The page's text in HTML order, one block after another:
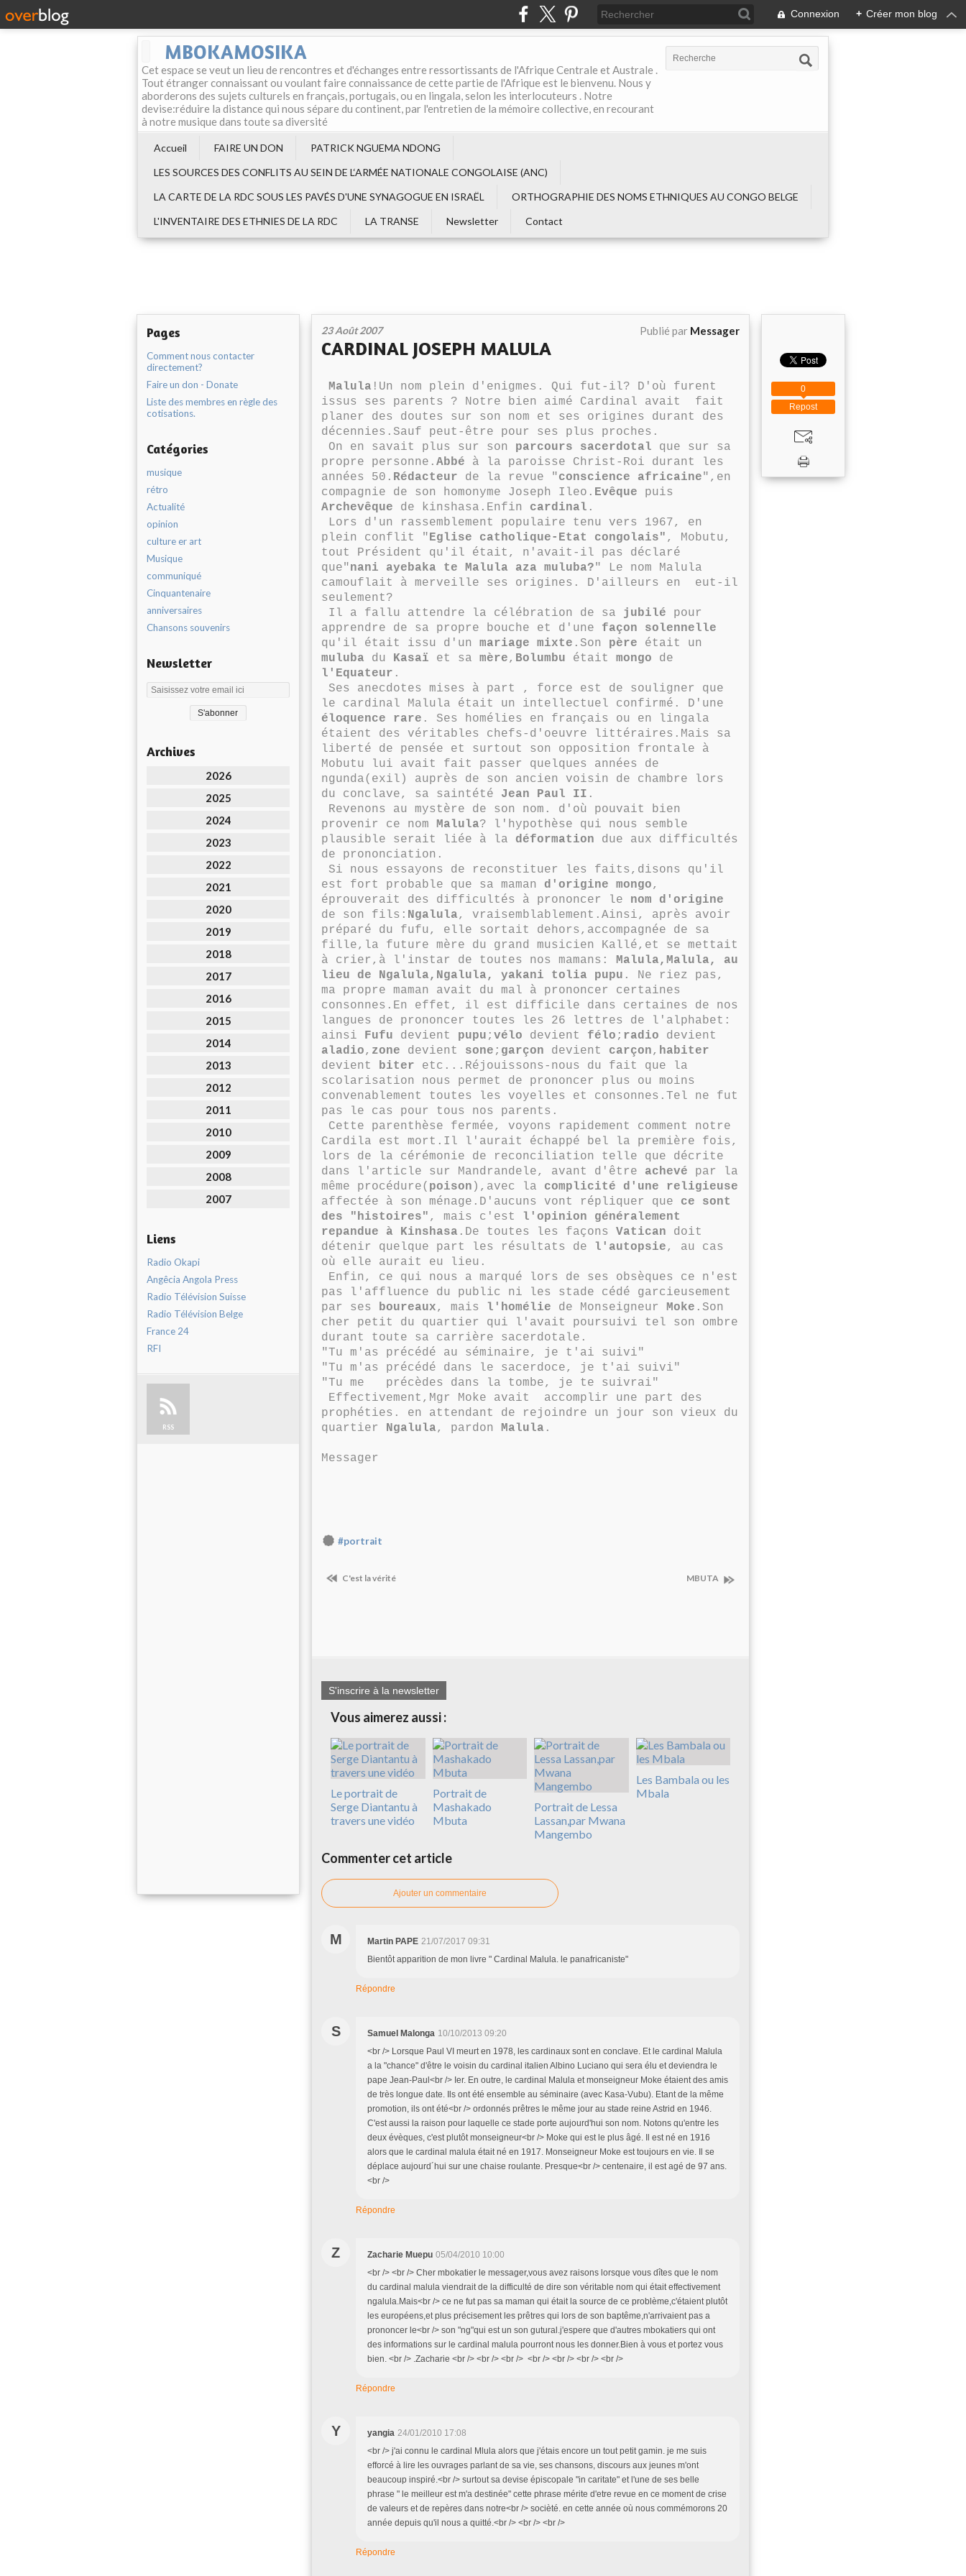
Connexion + Créer mon blog
MBOKAMOSIKA
Cet espace se veut un lieu de rencontres et d'échanges entre ressortissants de l'Afrique Centrale et Australe .
Tout étranger connaissant ou voulant faire connaissance de cette partie de l'Afrique est le bienvenu. Nous y
aborderons des sujets culturels en français, portugais, ou en lingala, selon les interlocuteurs . Notre
devise:réduire la distance qui nous sépare du continent, par l'entretien de la mémoire collective, en recourant
à notre musique dans toute sa diversité
Accueil FAIRE UN DON
PATRICK NGUEMA NDONG
LES SOURCES DES CONFLITS AU SEIN DE L‘ARMÉE NATIONALE CONGOLAISE (ANC)
LA CARTE DE LA RDC SOUS LES PAVÉS D'UNE SYNAGOGUE EN ISRAËL
ORTHOGRAPHIE DES NOMS ETHNIQUES AU CONGO BELGE
L'INVENTAIRE DES ETHNIES DE LA RDC
LA TRANSE Newsletter Contact
Pages
Comment nous contacter
directement?
Faire un don - Donate
Liste des membres en règle des
cotisations.
Catégories
musique
rétro
Actualité
opinion
culture er art
Musique
communiqué
Cinquantenaire
anniversaires
Chansons souvenirs
Newsletter
Archives
2026
2025
2024
2023
2022
2021
2020
2019
2018
2017
2016
2015
2014
2013
2012
2011
2010
2009
2008
2007
Liens
Radio Okapi
Angêcia Angola Press
Radio Télévision Suisse
Radio Télévision Belge
France 24
RFI
RSS
23 Août 2007 Publié par Messager
CARDINAL JOSEPH MALULA
Malula !Un nom plein d'enigmes. Qui fut-il? D'où furent
issus ses parents ? Notre bien aimé Cardinal avait fait
planer des doutes sur son nom et ses origines durant des
décennies.Sauf peut-être pour ses plus proches.
On en savait plus sur son parcours sacerdotal que sur sa
propre personne. Abbé à la paroisse Christ-Roi durant les
années 50. Rédacteur de la revue "conscience africaine",en
compagnie de son homonyme Joseph Ileo. Evêque puis
Archevêque de kinshasa.Enfin cardinal .
Lors d'un rassemblement populaire tenu vers 1967, en
plein conflit "Eglise catholique-Etat congolais" , Mobutu,
tout Président qu'il était, n'avait-il pas déclaré
que"nani ayebaka te Malula aza muluba?" Le nom Malula
camouflait à merveille ses origines. D'ailleurs en eut-il
seulement?
Il a fallu attendre la célébration de sa jubilé pour
apprendre de sa propre bouche et d'une façon solennelle
qu'il était issu d'un mariage mixte .Son père était un
muluba du Kasaï et sa mère, Bolumbu était mongo de
l'Equateur .
Ses anecdotes mises à part , force est de souligner que
le cardinal Malula était un intellectuel confirmé. D'une
éloquence rare . Ses homélies en français ou en lingala
étaient des véritables chefs-d'oeuvre littéraires.Mais sa
liberté de pensée et surtout son opposition frontale à
Mobutu lui avait fait passer quelques années de
ngunda(exil) auprès de son ancien voisin de chambre lors
du conclave, sa saintété Jean Paul II .
Revenons au mystère de son nom. d'où pouvait bien
provenir ce nom Malula? l'hypothèse qui nous semble
plausible serait liée à la déformation due aux difficultés
de prononciation.
Si nous essayons de reconstituer les faits,disons qu'il
est fort probable que sa maman d'origine mongo,
éprouverait des difficultés à prononcer le nom d'origine
de son fils: Ngalula, vraisemblablement.Ainsi, après avoir
préparé du fufu, elle sortait dehors,accompagnée de sa
fille,la future mère du grand musicien Kallé,et se mettait
à crier,à l'instar de toutes nos mamans: Malula,Malula, au
lieu de Ngalula,Ngalula, yakani tolia pupu . Ne riez pas,
ma propre maman avait du mal à prononcer certaines
consonnes.En effet, il est difficile dans certaines de nos
langues de prononcer toutes les 26 lettres de l'alphabet:
ainsi Fufu devient pupu ; vélo devient félo ; radio devient
aladio, zone devient sone ; garçon devient carçon, habiter
devient biter etc...Réjouissons-nous du fait que la
scolarisation nous permet de prononcer plus ou moins
convenablement toutes les voyelles et consonnes.Tel ne fut
pas le cas pour tous nos parents.
Cette parenthèse fermée, voyons rapidement comment notre
Cardila est mort.Il l'aurait échappé bel la première fois,
lors de la cérémonie de reconciliation telle que décrite
dans l'article sur Mandrandele, avant d'être achevé par la
même procédure( poison ),avec la complicité d'une religieuse
affectée à son ménage.D'aucuns vont répliquer que ce sont
des "histoires" , mais c'est l'opinion généralement
repandue à Kinshasa .De toutes les façons Vatican doit
détenir quelque part les résultats de l'autopsie, au cas
où elle aurait eu lieu.
Enfin, ce qui nous a marqué lors de ses obsèques ce n'est
pas l'affluence du public ni les stade cédé garcieusement
par ses boureaux, mais l'homélie de Monseigneur Moke .Son
cher petit du quartier qui l'avait poursuivi tel son ombre
durant toute sa carrière sacerdotale.
"Tu m'as précédé au séminaire, je t'ai suivi"
"Tu m'as précédé dans le sacerdoce, je t'ai suivi"
"Tu me précèdes dans la tombe, je te suivrai"
Effectivement,Mgr Moke avait accomplir une part des
prophéties. en attendant de rejoindre un jour son vieux du
quartier Ngalula, pardon Malula .
Messager
#portrait
C'est la vérité MBUTA
S'inscrire à la newsletter
Vous aimerez aussi :
Le portrait de
Serge Diantantu à
travers une vidéo
Portrait de
Mashakado
Mbuta
Portrait de Lessa
Lassan,par Mwana
Mangembo
Les Bambala ou les
Mbala
Commenter cet article
Ajouter un commentaire
M Martin PAPE 21/07/2017 09:31
Bientôt apparition de mon livre " Cardinal Malula. le panafricaniste"
Répondre
S Samuel Malonga 10/10/2013 09:20
<br /> Lorsque Paul VI meurt en 1978, les cardinaux sont en conclave. Et le cardinal Malula
a la "chance" d'être le voisin du cardinal italien Albino Luciano qui sera élu et deviendra le
pape Jean-Paul<br /> Ier. En outre, le cardinal Malula et monseigneur Moke étaient des amis
de très longue date. Ils ont été ensemble au séminaire (avec Kasa-Vubu). Etant de la même
promotion, ils ont été<br /> ordonnés prêtres le même jour au stade reine Astrid en 1946.
C'est aussi la raison pour laquelle ce stade porte aujourd'hui son nom. Notons qu'entre les
deux évèques, c'est plutôt monseigneur<br /> Moke qui est le plus âgé. Il est né en 1916
alors que le cardinal malula était né en 1917. Monseigneur Moke est toujours en vie. Il se
déplace aujourd´hui sur une chaise roulante. Presque<br /> centenaire, il est agé de 97 ans.
<br />
Répondre
Z Zacharie Muepu 05/04/2010 10:00
<br /> <br /> Cher mbokatier le messager,vous avez raisons lorsque vous dîtes que le nom
du cardinal malula viendrait de la difficulté de dire son véritable nom qui était effectivement
ngalula.Mais<br /> ce ne fut pas sa maman qui était la source de ce problème,c'étaient plutôt
les européens,et plus précisement les prêtres qui lors de son baptême,n'arrivaient pas a
prononcer le<br /> son "ng"qui est un son gutural.j'espere que d'autres mbokatiers qui ont
des informations sur le cardinal malula pourront nous les donner.Bien à vous et portez vous
bien. <br /> .Zacharie <br /> <br /> <br /> <br /> <br /> <br /> <br />
Répondre
Y yangia 24/01/2010 17:08
<br /> j'ai connu le cardinal Mlula alors que j'étais encore un tout petit gamin. je me suis
efforcé à lire les ouvrages parlant de sa vie, ses chansons, discours aux jeunes m'ont
beaucoup inspiré.<br /> surtout sa devise épiscopale "in caritate" et l'une de ses belle
phrase " le meilleur est m'a destinée" cette phrase mérite d'etre revue en ce moment de crise
de valeurs et de repères dans notre<br /> socièté. en cette année où nous commémorons 20
année depuis qu'il nous a quitté.<br /> <br /> <br />
Répondre
Repost
0